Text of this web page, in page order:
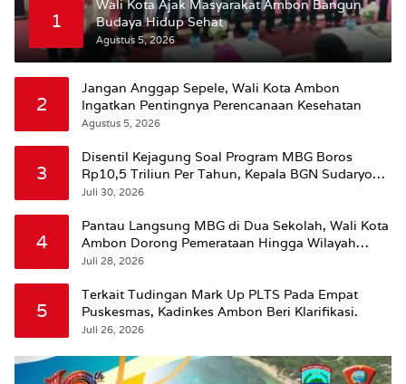
1
Wali Kota Ajak Masyarakat Ambon Bangun
Budaya Hidup Sehat
Agustus 5, 2026
2
Jangan Anggap Sepele, Wali Kota Ambon
Ingatkan Pentingnya Perencanaan Kesehatan
Agustus 5, 2026
3
Disentil Kejagung Soal Program MBG Boros
Rp10,5 Triliun Per Tahun, Kepala BGN Sudaryono
Beri Penjelasan
Juli 30, 2026
4
Pantau Langsung MBG di Dua Sekolah, Wali Kota
Ambon Dorong Pemerataan Hingga Wilayah
Leitimur Selatan
Juli 28, 2026
5
Terkait Tudingan Mark Up PLTS Pada Empat
Puskesmas, Kadinkes Ambon Beri Klarifikasi.
Juli 26, 2026